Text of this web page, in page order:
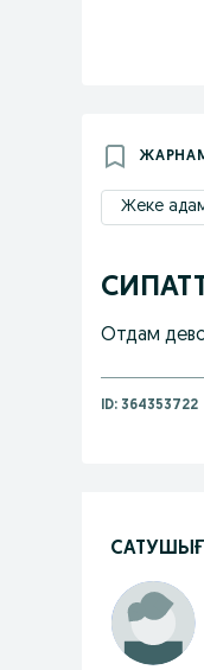
Жеке
Отдам
ID: 364353722